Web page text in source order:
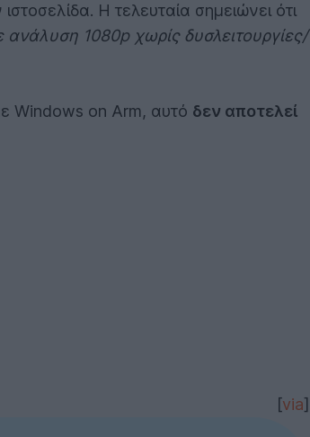
ιστοσελίδα. Η τελευταία σημειώνει ότι
ανάλυση 1080p χωρίς δυσλειτουργίες/
Windows on Arm, αυτό δεν αποτελεί
[via]